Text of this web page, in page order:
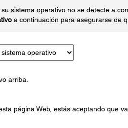
sistema operativo no se detecte a
a continuación para asegurarse de
arriba.
página Web, estás aceptando que